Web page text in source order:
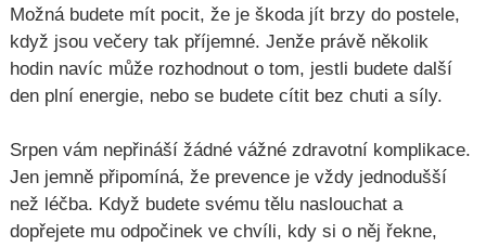
Možná budete mít pocit, že je škoda jít brzy do postele,
když jsou večery tak příjemné. Jenže právě několik
hodin navíc může rozhodnout o tom, jestli budete další
den plní energie, nebo se budete cítit bez chuti a síly.
Srpen vám nepřináší žádné vážné zdravotní komplikace.
Jen jemně připomíná, že prevence je vždy jednodušší
než léčba. Když budete svému tělu naslouchat a
dopřejete mu odpočinek ve chvíli, kdy si o něj řekne,